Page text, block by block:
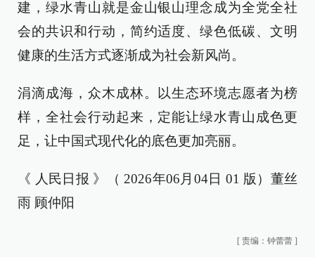
建，绿水青山就是金山银山理念成为全党全社
会的共识和行动，简约适度、绿色低碳、文明
健康的生活方式逐渐成为社会新风尚。
涓滴成海，众木成林。以生态环境志愿者为榜
样，全社会行动起来，定能让绿水青山成色更
足，让中国式现代化的底色更加亮丽。
《 人民日报 》（ 2026年06月04日 01 版）董丝
雨 顾仲阳
[ 责编：钟蕾蕾 ]